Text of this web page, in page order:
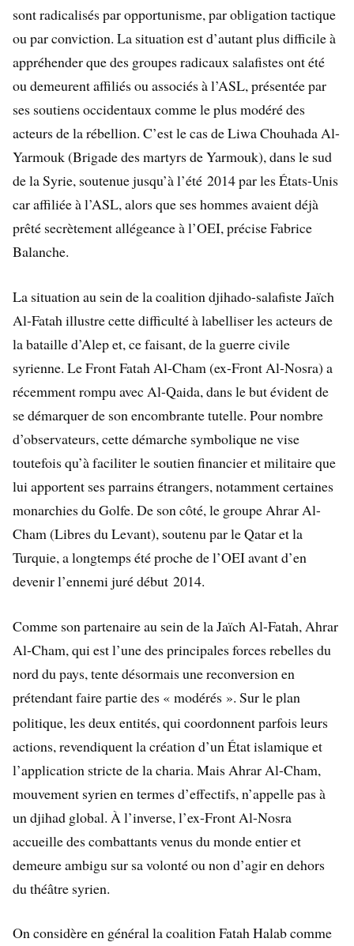
sont radicalisés par opportunisme, par obligation tactique
ou par conviction. La situation est d’autant plus difficile à
appréhender que des groupes radicaux salafistes ont été
ou demeurent affiliés ou associés à l’ASL, présentée par
ses soutiens occidentaux comme le plus modéré des
acteurs de la rébellion. C’est le cas de Liwa Chouhada Al-
Yarmouk (Brigade des martyrs de Yarmouk), dans le sud
de la Syrie, soutenue jusqu’à l’été 2014 par les États-Unis
car affiliée à l’ASL, alors que ses hommes avaient déjà
prêté secrètement allégeance à l’OEI, précise Fabrice
Balanche.
La situation au sein de la coalition djihado-salafiste Jaïch
Al-Fatah illustre cette difficulté à labelliser les acteurs de
la bataille d’Alep et, ce faisant, de la guerre civile
syrienne. Le Front Fatah Al-Cham (ex-Front Al-Nosra) a
récemment rompu avec Al-Qaida, dans le but évident de
se démarquer de son encombrante tutelle. Pour nombre
d’observateurs, cette démarche symbolique ne vise
toutefois qu’à faciliter le soutien financier et militaire que
lui apportent ses parrains étrangers, notamment certaines
monarchies du Golfe. De son côté, le groupe Ahrar Al-
Cham (Libres du Levant), soutenu par le Qatar et la
Turquie, a longtemps été proche de l’OEI avant d’en
devenir l’ennemi juré début 2014.
Comme son partenaire au sein de la Jaïch Al-Fatah, Ahrar
Al-Cham, qui est l’une des principales forces rebelles du
nord du pays, tente désormais une reconversion en
prétendant faire partie des « modérés ». Sur le plan
politique, les deux entités, qui coordonnent parfois leurs
actions, revendiquent la création d’un État islamique et
l’application stricte de la charia. Mais Ahrar Al-Cham,
mouvement syrien en termes d’effectifs, n’appelle pas à
un djihad global. À l’inverse, l’ex-Front Al-Nosra
accueille des combattants venus du monde entier et
demeure ambigu sur sa volonté ou non d’agir en dehors
du théâtre syrien.
On considère en général la coalition Fatah Halab comme